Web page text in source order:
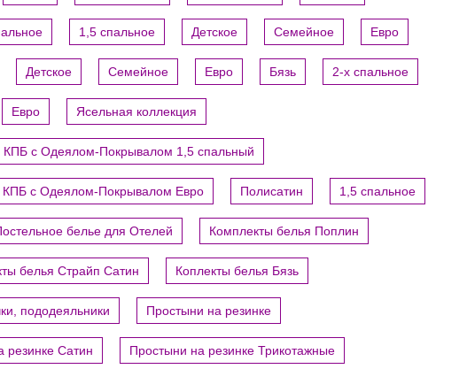
1,5 спальное Детское Семейное Евро
Детское Семейное Евро Бязь 2-х спальное
Евро Ясельная коллекция
КПБ с Одеялом-Покрывалом 1,5 спальный
КПБ с Одеялом-Покрывалом Евро Полисатин 1,5 спальное
белье для Отелей Комплекты белья Поплин
белья Страйп Сатин Коплекты белья Бязь
пододеяльники Простыни на резинке
резинке Сатин Простыни на резинке Трикотажные